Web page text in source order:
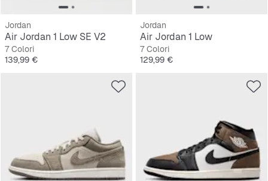
Jordan
Air Jordan 1 Low SE V2
7 Colori
Prezzo
139,99 €
Jordan
Air Jordan 1 Low
7 Colori
Prezzo
129,99 €